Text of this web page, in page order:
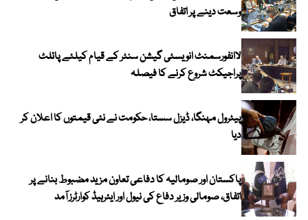
وسعت دینے پر اتفاق
لاانفورسمنٹ انویسٹی گیشن سنٹر کے قیام کیلئے پائلٹ
پراجیکٹ شروع کرنے کا فیصلہ
پیٹرول مہنگا، ڈیزل سستا، حکومت نے نئی قیمتوں کا اعلان کر
دیا
پاکستان اور صومالیہ کا دفاعی تعاون مزید مضبوط بنانے پر
اتفاق، صومالی وزیر دفاع کی نیول اور ایئرہیڈ کوارٹرز آمد